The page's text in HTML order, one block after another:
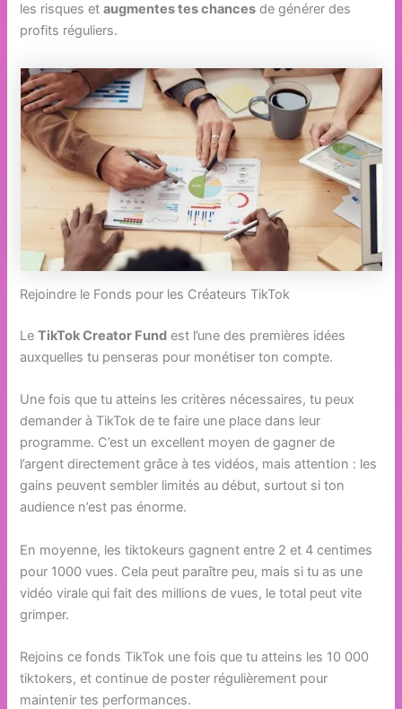
les risques etaugmentes tes chances de générer des
profits réguliers.
Rejoindre le Fonds pour les Créateurs TikTok
LeTikTok Creator Fund est l’une des premières idées
auxquelles tu penseras pour monétiser ton compte.
Une fois que tu atteins les critères nécessaires, tu peux
demander à TikTok de te faire une place dans leur
programme. C’est un excellent moyen de gagner de
l’argent directement grâce à tes vidéos, mais attention : les
gains peuvent sembler limités au début, surtout si ton
audience n’est pas énorme.
En moyenne, les tiktokeurs gagnent entre 2 et 4 centimes
pour 1000 vues. Cela peut paraître peu, mais si tu as une
vidéo virale qui fait des millions de vues, le total peut vite
grimper.
Rejoins ce fonds TikTok une fois que tu atteins les 10 000
tiktokers, et continue de poster régulièrement pour
maintenir tes performances.